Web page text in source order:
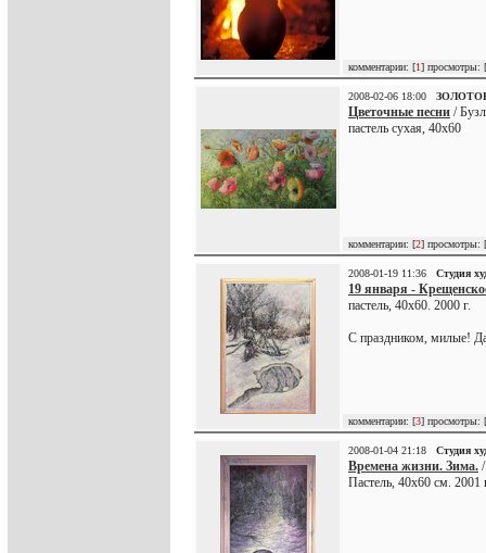
комментарии: [1] просмотры: [
2008-02-06 18:00
Цветочные песни /
пастель сухая, 40х60
комментарии: [2] просмотры: [
2008-01-19 11:36 Студия
19 января -
пастель, 40х60. 2000 г.
С праздником, милые!
комментарии: [3] просмотры: [
2008-01-04 21:18 Студия
Времена жизни. Зима.
Пастель, 40х60 см. 2001